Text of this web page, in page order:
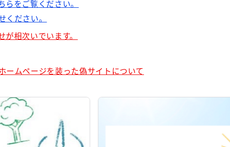
をご覧ください。
ださい。
相次いでいます。
ームページを装った偽サイトについて